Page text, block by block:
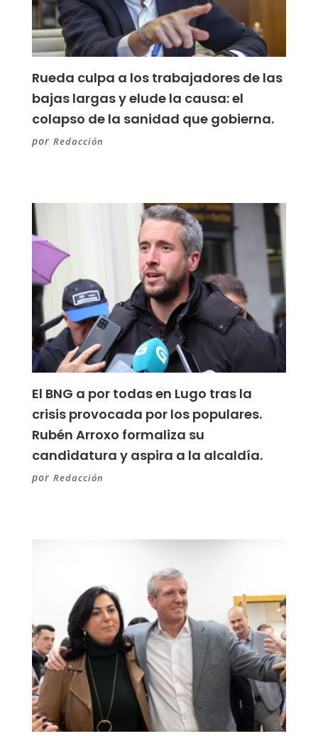
Rueda culpa a los trabajadores de las
bajas largas y elude la causa: el
colapso de la sanidad que gobierna.
por Redacción
El BNG a por todas en Lugo tras la
crisis provocada por los populares.
Rubén Arroxo formaliza su
candidatura y aspira a la alcaldía.
por Redacción